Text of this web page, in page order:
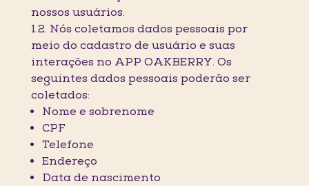
nossos usuários.
1.2. Nós coletamos dados pessoais por
meio do cadastro de usuário e suas
interações no APP OAKBERRY. Os
seguintes dados pessoais poderão ser
coletados:
Nome e sobrenome
CPF
Telefone
Endereço
Data de nascimento